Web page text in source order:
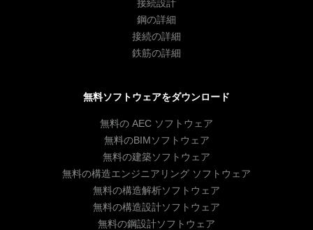
接続設計
鋼の詳細
接続の詳細
鉄筋の詳細
無料ソフトウェアをダウンロード
無料の AEC ソフトウェア
無料のBIMソフトウェア
無料の建築ソフトウェア
無料の構造エンジニアリング ソフトウェア
無料の構造解析ソフトウェア
無料の構造設計ソフトウェア
無料の鋼設計ソフトウェア